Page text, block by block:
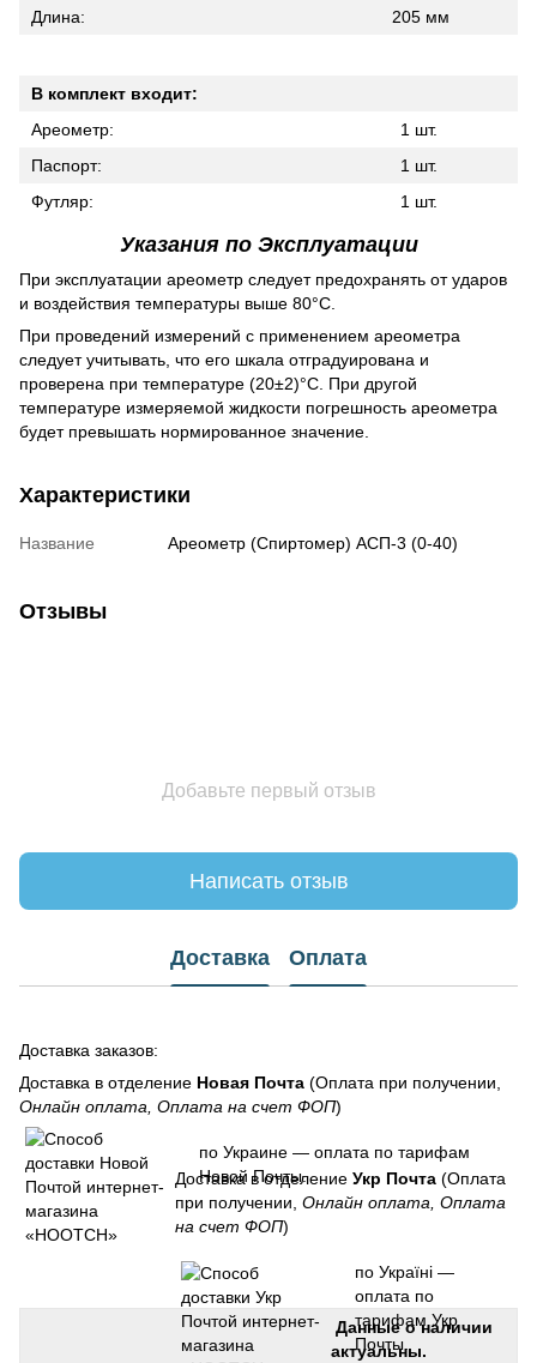
Длина:
205 мм
В комплект входит:
Ареометр:
1 шт.
Паспорт:
1 шт.
Футляр:
1 шт.
Указания по Эксплуатации
При эксплуатации ареометр следует предохранять от ударов
и воздействия температуры выше 80°C.
При проведений измерений с применением ареометра
следует учитывать, что его шкала отградуирована и
проверена при температуре (20±2)°C. При другой
температуре измеряемой жидкости погрешность ареометра
будет превышать нормированное значение.
Характеристики
Название Ареометр (Спиртомер) АСП-3 (0-40)
Отзывы
Добавьте первый отзыв
Написать отзыв
Доставка Оплата
Доставка заказов:
Доставка в отделение Новая Почта (Оплата при получении,
Онлайн оплата, Оплата на счет ФОП)
по Украине — оплата по тарифам
Новой Почты.
Доставка в отделение Укр Почта (Оплата
при получении, Онлайн оплата, Оплата
на счет ФОП)
по Україні —
оплата по
тарифам Укр
Почты.
Данные о наличии
актуальны.